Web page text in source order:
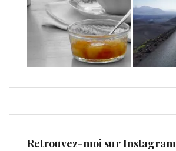
Retrouvez-moi sur Instagram